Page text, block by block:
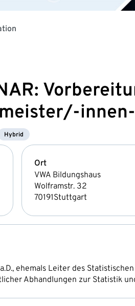
Hybrid
Ort
VWA Bildungshaus
Wolframstr. 32
70191Stuttgart
ehemals Leiter des
Abhandlungen zur Statistik